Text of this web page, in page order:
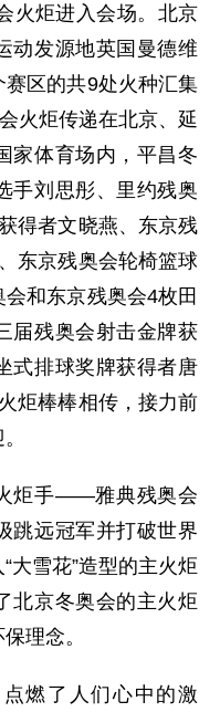
火炬进入会场。北京
动发源地英国曼德维
区的共9处火种汇集
火炬传递在北京、延
家体育场内，平昌冬
手刘思彤、里约残奥
得者文晓燕、东京残
东京残奥会轮椅篮球
和东京残奥会4枚田
届残奥会射击金牌获
式排球奖牌获得者唐
炬棒棒相传，接力前
炬手——雅典残奥会
跳远冠军并打破世界
大雪花”造型的主火炬
北京冬奥会的主火炬
理念。
燃了人们心中的激